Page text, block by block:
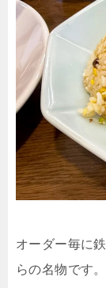
オーダー毎に
らの名物です。